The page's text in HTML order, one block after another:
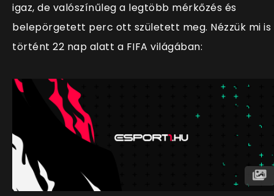
igaz, de valószínűleg a legtöbb mérkőzés és
belepörgetett perc ott született meg. Nézzük mi is
történt 22 nap alatt a FIFA világában: